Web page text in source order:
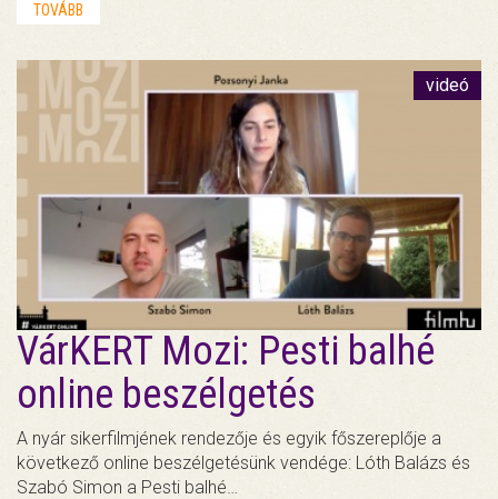
TOVÁBB
videó
VárKERT Mozi: Pesti balhé
online beszélgetés
A nyár sikerfilmjének rendezője és egyik főszereplője a
következő online beszélgetésünk vendége: Lóth Balázs és
Szabó Simon a Pesti balhé…